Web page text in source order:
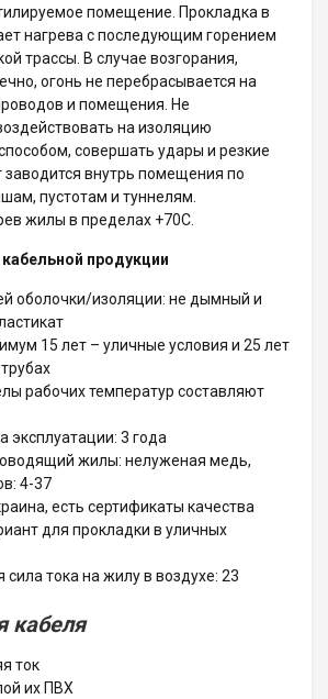
помещение. Прокладка в
нагрева с последующим горением
трассы. В случае возгорания,
огонь не перебрасывается на
и помещения. Не
на изоляцию
совершать удары и резкие
внутрь помещения по
пустотам и туннелям.
жилы в пределах +70С.
продукции
оболочки/изоляции: не дымный и
15 лет – уличные условия и 25 лет
рабочих температур составляют
эксплуатации: 3 года
жилы: нелуженая медь,
4-37
есть сертификаты качества
для прокладки в уличных
сила тока на жилу в воздухе: 23
кабеля
ток
их ПВХ